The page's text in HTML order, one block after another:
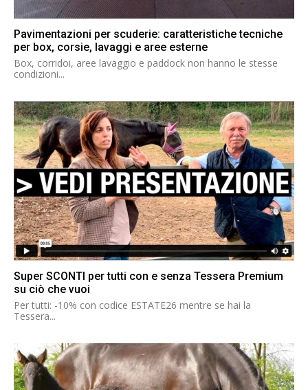
Pavimentazioni per scuderie: caratteristiche tecniche
per box, corsie, lavaggi e aree esterne
Box, corridoi, aree lavaggio e paddock non hanno le stesse
condizioni...
Super SCONTI per tutti con e senza Tessera Premium
su ciò che vuoi
Per tutti: -10% con codice ESTATE26 mentre se hai la
Tessera...